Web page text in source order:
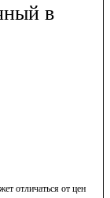
в
отличаться от цен